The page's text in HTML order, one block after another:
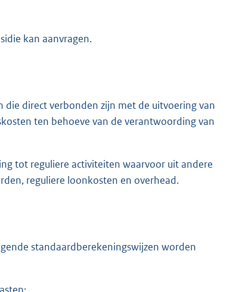
kan aanvragen.
direct verbonden zijn met de uitvoering van
ten behoeve van de verantwoording van
tot reguliere activiteiten waarvoor uit andere
reguliere loonkosten en overhead.
standaardberekeningswijzen worden